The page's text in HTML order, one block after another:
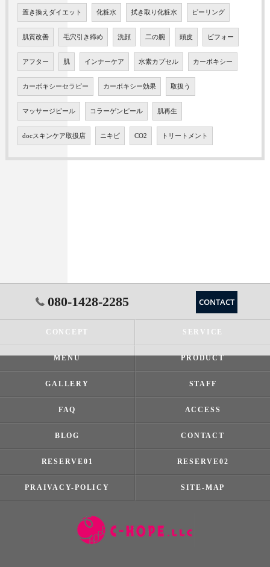
置き換えダイエット 化粧水 拭き取り化粧水 ピーリング
肌質改善 毛穴引き締め 洗顔 二の腕 頭皮 ビフォー
アフター 肌 インナーケア 水素カプセル カーボキシー
カーボキシーセラピー カーボキシー効果 取扱う
マッサージピール コラーゲンピール 肌再生
docスキンケア取扱店 ニキビ CO2 トリートメント
080-1428-2285 CONTACT
CONCEPT SERVICE
MENU PRODUCT
GALLERY STAFF
FAQ ACCESS
BLOG CONTACT
RESERVE01 RESERVE02
PRAIVACY-POLICY SITE-MAP